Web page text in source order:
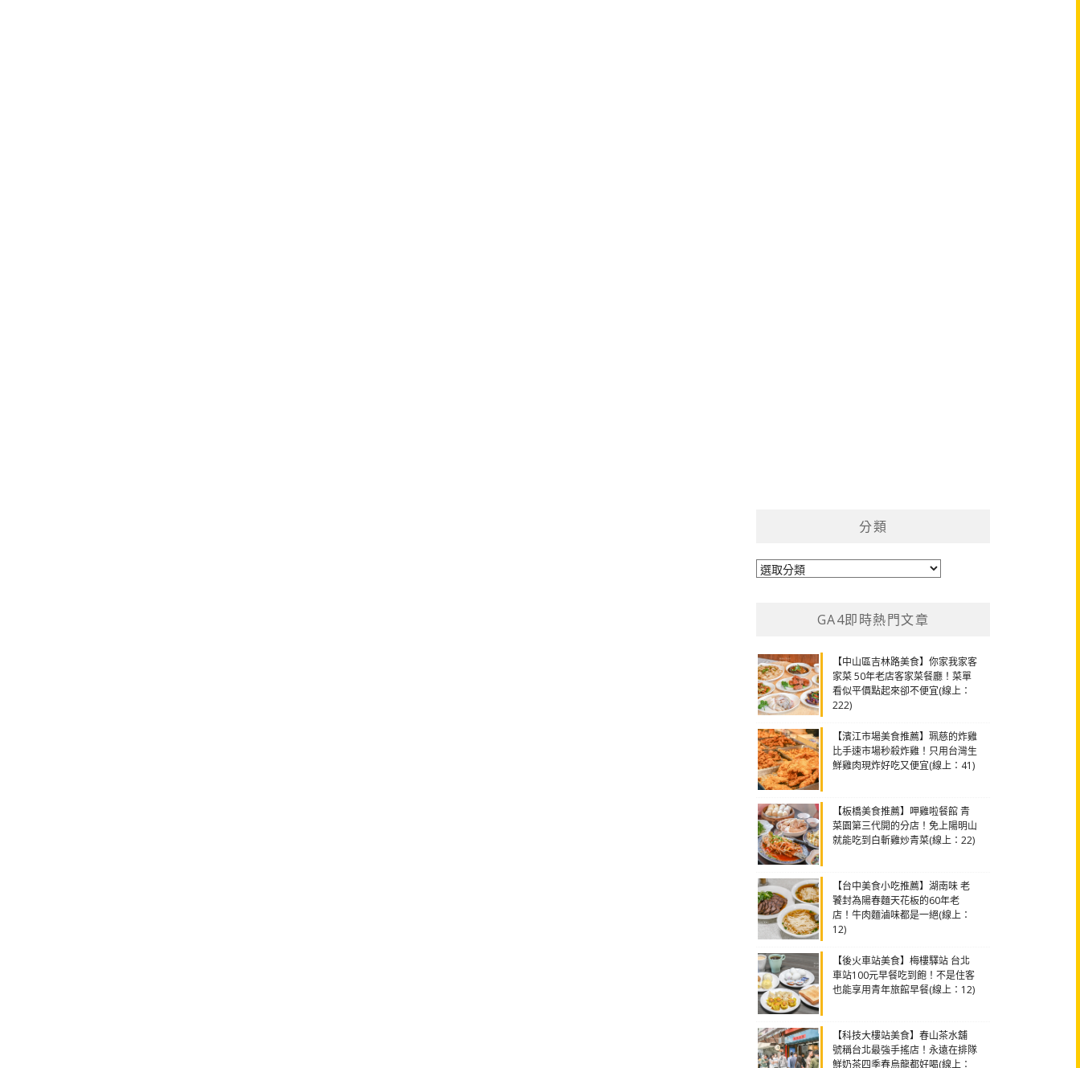
分類
分
GA4即時熱門文章
【中山區吉林路美食】你家我家客
家菜 50年老店客家菜餐廳！菜單
看似平價點起來卻不便宜(線上：
222)
【濱江市場美食推薦】珮慈的炸雞
比手速市場秒殺炸雞！只用台灣生
鮮雞肉現炸好吃又便宜(線上：41)
【板橋美食推薦】呷雞啦餐館 青
菜園第三代開的分店！免上陽明山
就能吃到白斬雞炒青菜(線上：22)
【台中美食小吃推薦】湖南味 老
饕封為陽春麵天花板的60年老
店！牛肉麵滷味都是一絕(線上：
12)
【後火車站美食】梅樓驛站 台北
車站100元早餐吃到飽！不是住客
也能享用青年旅館早餐(線上：12)
【科技大樓站美食】春山茶水舖
號稱台北最強手搖店！永遠在排隊
鮮奶茶四季春烏龍都好喝(線上：